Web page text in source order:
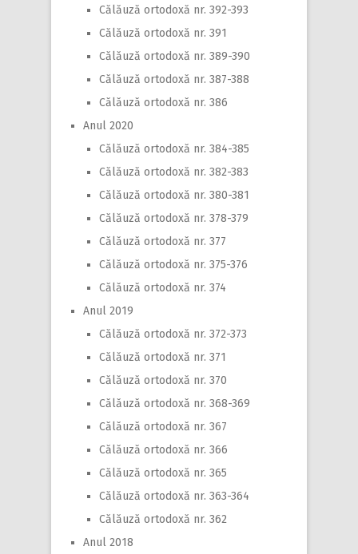
Călăuză ortodoxă nr. 392-393
Călăuză ortodoxă nr. 391
Călăuză ortodoxă nr. 389-390
Călăuză ortodoxă nr. 387-388
Călăuză ortodoxă nr. 386
Anul 2020
Călăuză ortodoxă nr. 384-385
Călăuză ortodoxă nr. 382-383
Călăuză ortodoxă nr. 380-381
Călăuză ortodoxă nr. 378-379
Călăuză ortodoxă nr. 377
Călăuză ortodoxă nr. 375-376
Călăuză ortodoxă nr. 374
Anul 2019
Călăuză ortodoxă nr. 372-373
Călăuză ortodoxă nr. 371
Călăuză ortodoxă nr. 370
Călăuză ortodoxă nr. 368-369
Călăuză ortodoxă nr. 367
Călăuză ortodoxă nr. 366
Călăuză ortodoxă nr. 365
Călăuză ortodoxă nr. 363-364
Călăuză ortodoxă nr. 362
Anul 2018